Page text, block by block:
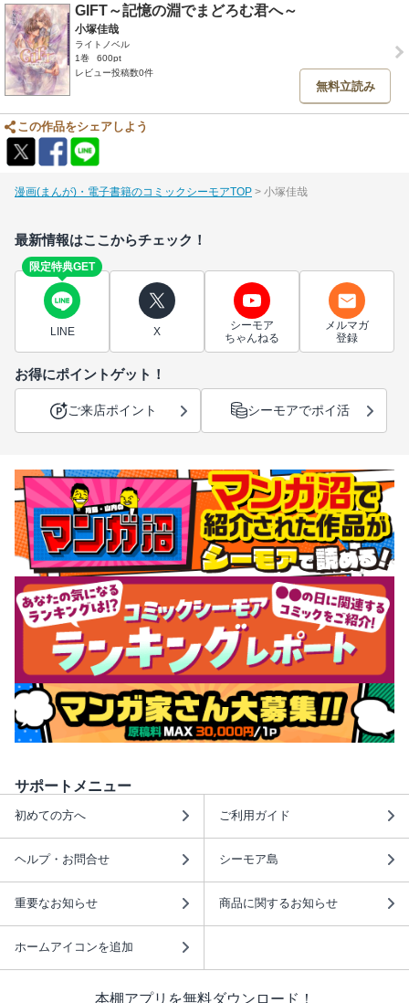
GIFT～記憶の淵でまどろむ君へ～
小塚佳哉
ライトノベル
1巻
600pt
レビュー投稿数0件
無料立読み
この作品をシェアしよう
漫画(まんが)・電子書籍のコミックシーモアTOP 小塚佳哉
最新情報はここからチェック！
限定特典GET
LINE X
シーモア
ちゃんねる
メルマガ
登録
お得にポイントゲット！
ご来店ポイント シーモアでポイ活
サポートメニュー
初めての方へ ご利用ガイド
ヘルプ・お問合せ シーモア島
重要なお知らせ 商品に関するお知らせ
ホームアイコンを追加
本棚アプリを無料ダウンロード！